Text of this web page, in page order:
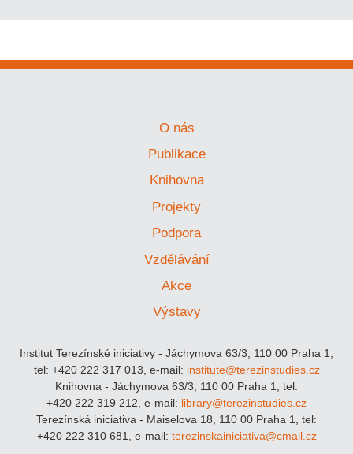
O nás
Publikace
Knihovna
Projekty
Podpora
Vzdělávání
Akce
Výstavy
Institut Terezínské iniciativy - Jáchymova 63/3, 110 00 Praha 1,
tel: +420 222 317 013, e-mail: institute@terezinstudies.cz
Knihovna - Jáchymova 63/3, 110 00 Praha 1, tel:
+420 222 319 212, e-mail: library@terezinstudies.cz
Terezínská iniciativa - Maiselova 18, 110 00 Praha 1, tel:
+420 222 310 681, e-mail: terezinskainiciativa@cmail.cz